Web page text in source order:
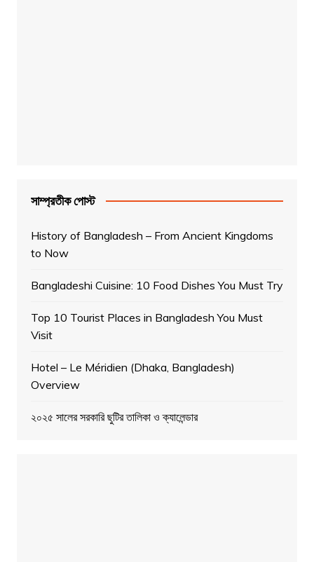
সাম্প্রতীক পোস্ট
History of Bangladesh – From Ancient Kingdoms
to Now
Bangladeshi Cuisine: 10 Food Dishes You Must Try
Top 10 Tourist Places in Bangladesh You Must
Visit
Hotel – Le Méridien (Dhaka, Bangladesh)
Overview
২০২৫ সালের সরকারি ছুটির তালিকা ও ক্যালেন্ডার